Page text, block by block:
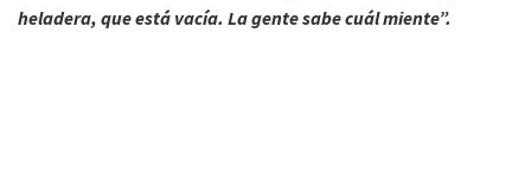
heladera, que está vacía. La gente sabe cuál miente”.